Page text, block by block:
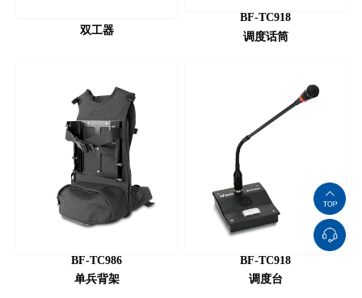
双工器
BF-TC918
调度话筒
BF-TC986
单兵背架
BF-TC918
调度台